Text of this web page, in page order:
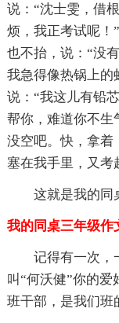
说：“沈士雯，借
烦，我正考试呢！
也不抬，说：“没
我急得像热锅上的
说：“我这儿有铅
帮你，难道你不生
没空吧。快，拿着
塞在我手里，又
这就是我的同
我的同桌三年级作
记得有一次，
叫“何沃健”你的爱
班干部，是我们班